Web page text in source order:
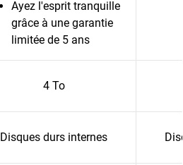
Ayez l'esprit tranquille
grâce à une garantie
limitée de 5 ans
4 To
Disques durs internes